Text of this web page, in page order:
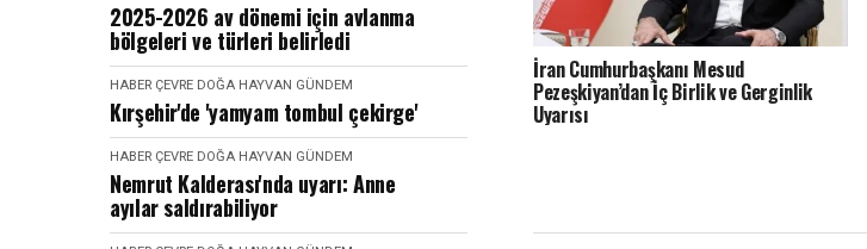
2025-2026 av dönemi için avlanma
bölgeleri ve türleri belirledi
HABER ÇEVRE DOĞA HAYVAN GÜNDEM
Kırşehir'de 'yamyam tombul çekirge'
HABER ÇEVRE DOĞA HAYVAN GÜNDEM
Nemrut Kalderası'nda uyarı: Anne
ayılar saldırabiliyor
İran Cumhurbaşkanı Mesud
Pezeşkiyan’dan İç Birlik ve Gerginlik
Uyarısı